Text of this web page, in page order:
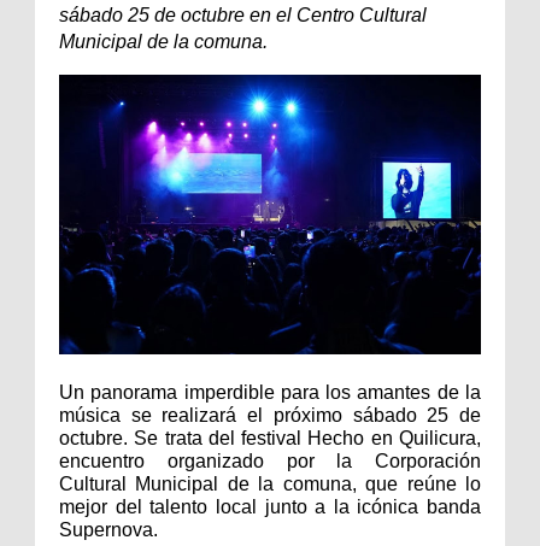
sábado 25 de octubre en el Centro Cultural
Municipal de la comuna.
Un panorama imperdible para los amantes de la
música se realizará el próximo sábado 25 de
octubre. Se trata del festival Hecho en Quilicura,
encuentro organizado por la Corporación
Cultural Municipal de la comuna, que reúne lo
mejor del talento local junto a la icónica banda
Supernova.